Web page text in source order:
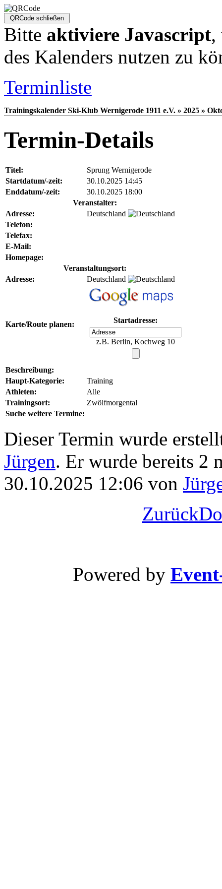
Bitte aktiviere Javascript,
des Kalenders nutzen zu
Terminliste
Trainingskalender Ski-Klub Wernigerode 1911 e.V. » 2025 »
Termin-Details
Titel:
Sprung Wernigerode
Startdatum/-zeit:
30.10.2025 14:45
Enddatum/-zeit:
30.10.2025 18:00
Veranstalter:
Adresse:
Deutschland
Telefon:
Telefax:
E-Mail:
Homepage:
Veranstaltungsort:
Adresse:
Deutschland
Karte/Route planen: Startadresse:
z.B. Berlin, Kochweg 10
Beschreibung:
Haupt-Kategorie:
Training
Athleten:
Alle
Trainingsort:
Zwölfmorgental
Suche weitere Termine:
Dieser Termin wurde
Jürgen. Er wurde bereits 2
30.10.2025 12:06 von
Zurück
Powered by